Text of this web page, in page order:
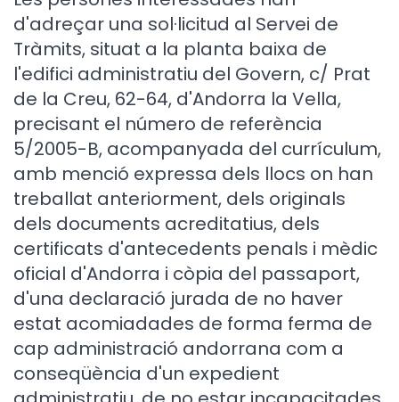
d'adreçar una sol·licitud al Servei de
Tràmits, situat a la planta baixa de
l'edifici administratiu del Govern, c/ Prat
de la Creu, 62-64, d'Andorra la Vella,
precisant el número de referència
5/2005-B, acompanyada del currículum,
amb menció expressa dels llocs on han
treballat anteriorment, dels originals
dels documents acreditatius, dels
certificats d'antecedents penals i mèdic
oficial d'Andorra i còpia del passaport,
d'una declaració jurada de no haver
estat acomiadades de forma ferma de
cap administració andorrana com a
conseqüència d'un expedient